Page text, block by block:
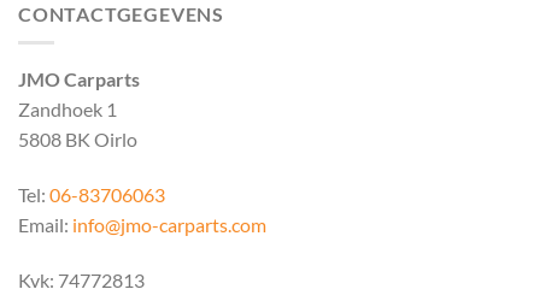
CONTACTGEGEVENS
JMO Carparts
Zandhoek 1
5808 BK Oirlo
Tel: 06-83706063
Email: info@jmo-carparts.com
Kvk: 74772813